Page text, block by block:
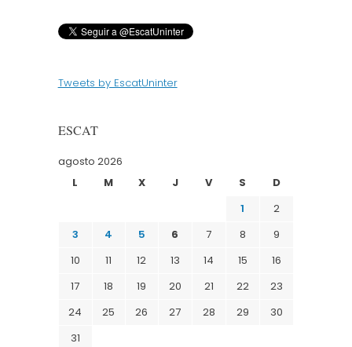
Tweets by EscatUninter
ESCAT
agosto 2026
L
M X J V S
D
1
2
3
4 5 6 7 8
9
10
11 12 13 14 15
16
17
18 19 20 21 22
23
24
25 26 27 28 29
30
31